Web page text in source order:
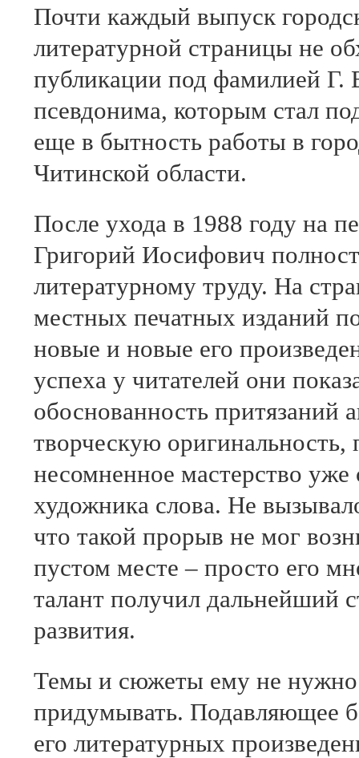
Почти каждый выпуск
литературной страницы не
публикации под фамилией Г.
псевдонима, которым стал
еще в бытность работы в
Читинской области.
После ухода в 1988 году на
Григорий Иосифович
литературному труду. На
местных печатных изданий
новые и новые его
успеха у читателей они
обоснованность притязаний
творческую оригинальность,
несомненное мастерство
художника слова. Не
что такой прорыв не мог
пустом месте – просто его
талант получил дальнейший
развития.
Темы и сюжеты ему не
придумывать. Подавляющее
его литературных